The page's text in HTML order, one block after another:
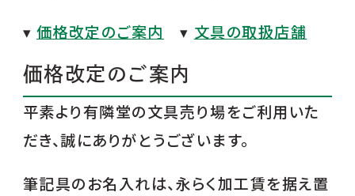
▾ 価格改定のご案内 ▾ 文具の取扱店舗
価格改定のご案内
平素より有隣堂の文具売り場をご利用いた
だき、誠にありがとうございます。
筆記具のお名入れは、永らく加工賃を据え置